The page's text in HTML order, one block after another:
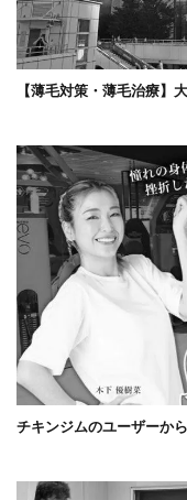
【薄毛対策・薄毛治療】
チキンジムのユーザーか